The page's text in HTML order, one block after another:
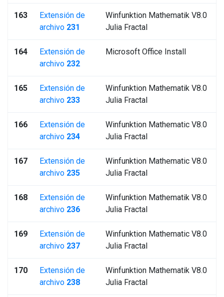
163
Extensión de
archivo 231
Winfunktion Mathematik V8.0
Julia Fractal
164
Extensión de
archivo 232
Microsoft Office Install
165
Extensión de
archivo 233
Winfunktion Mathematik V8.0
Julia Fractal
166
Extensión de
archivo 234
Winfunktion Mathematic V8.0
Julia Fractal
167
Extensión de
archivo 235
Winfunktion Mathematic V8.0
Julia Fractal
168
Extensión de
archivo 236
Winfunktion Mathematik V8.0
Julia Fractal
169
Extensión de
archivo 237
Winfunktion Mathematic V8.0
Julia Fractal
170
Extensión de
archivo 238
Winfunktion Mathematik V8.0
Julia Fractal